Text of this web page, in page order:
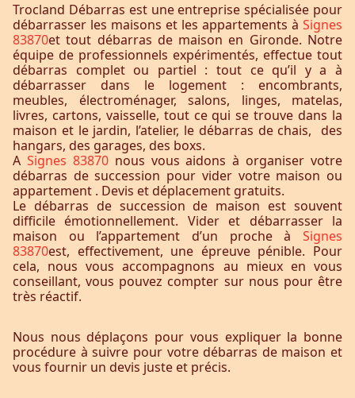
Trocland Débarras est une entreprise spécialisée pour
débarrasser les maisons et les appartements à Signes
83870et tout débarras de maison en Gironde. Notre
équipe de professionnels expérimentés, effectue tout
débarras complet ou partiel : tout ce qu’il y a à
débarrasser dans le logement : encombrants,
meubles, électroménager, salons, linges, matelas,
livres, cartons, vaisselle, tout ce qui se trouve dans la
maison et le jardin, l’atelier, le débarras de chais, des
hangars, des garages, des boxs.
A Signes 83870 nous vous aidons à organiser votre
débarras de succession pour vider votre maison ou
appartement . Devis et déplacement gratuits.
Le débarras de succession de maison est souvent
difficile émotionnellement. Vider et débarrasser la
maison ou l’appartement d’un proche à Signes
83870est, effectivement, une épreuve pénible. Pour
cela, nous vous accompagnons au mieux en vous
conseillant, vous pouvez compter sur nous pour être
très réactif.
Nous nous déplaçons pour vous expliquer la bonne
procédure à suivre pour votre débarras de maison et
vous fournir un devis juste et précis.